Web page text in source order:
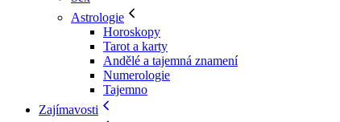
Astrologie
Horoskopy
Tarot a karty
Andělé a tajemná znamení
Numerologie
Tajemno
Zajímavosti